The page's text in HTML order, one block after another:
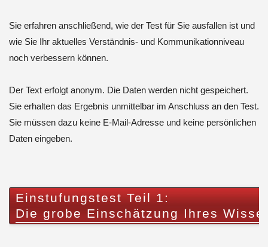
Sie erfahren anschließend, wie der Test für Sie ausfallen ist und
wie Sie Ihr aktuelles Verständnis- und Kommunikationniveau
noch verbessern können.
Der Text erfolgt anonym. Die Daten werden nicht gespeichert.
Sie erhalten das Ergebnis unmittelbar im Anschluss an den Test.
Sie müssen dazu keine E-Mail-Adresse und keine persönlichen
Daten eingeben.
Einstufungstest Teil 1:
Die grobe Einschätzung Ihres